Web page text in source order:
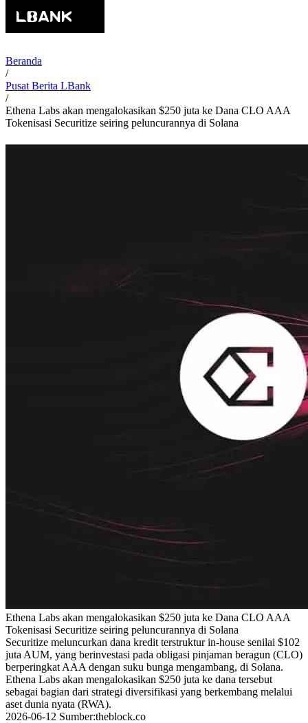
Beranda
/
Pusat Berita LBank
/
Ethena Labs akan mengalokasikan $250 juta ke Dana CLO AAA
Tokenisasi Securitize seiring peluncurannya di Solana
Ethena Labs akan mengalokasikan $250 juta ke Dana CLO AAA
Tokenisasi Securitize seiring peluncurannya di Solana
Securitize meluncurkan dana kredit terstruktur in-house senilai $102
juta AUM, yang berinvestasi pada obligasi pinjaman beragun (CLO)
berperingkat AAA dengan suku bunga mengambang, di Solana.
Ethena Labs akan mengalokasikan $250 juta ke dana tersebut
sebagai bagian dari strategi diversifikasi yang berkembang melalui
aset dunia nyata (RWA).
2026-06-12 Sumber:theblock.co